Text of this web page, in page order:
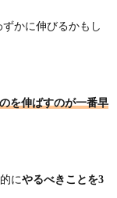
かに伸びるかもし
を伸ばすのが一番早
にやるべきことを3